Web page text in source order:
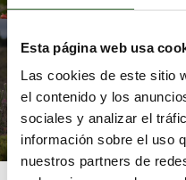
Esta página web usa
Las cookies de este sitio
el contenido y los
sociales y analizar el
información sobre el uso
nuestros partners de
10
Schnellerhebungs-
BioBlitzes pro Jahr